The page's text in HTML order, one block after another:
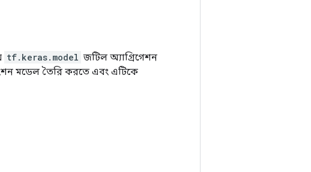
tf.keras.model জটিল অ্যাগ্রিগেশন
মডেল তৈরি করতে এবং এটিকে